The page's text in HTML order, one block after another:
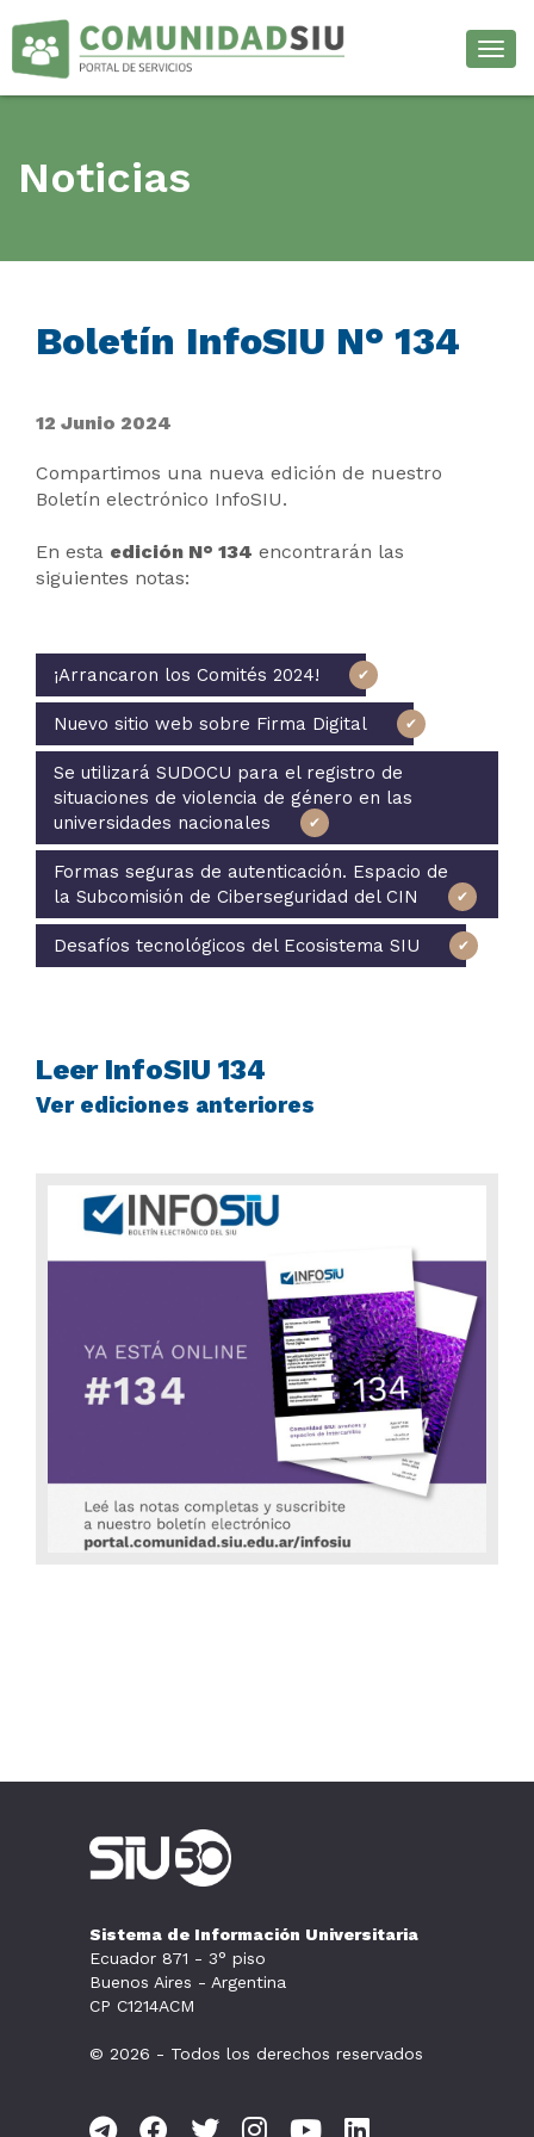
Noticias
Boletín InfoSIU N° 134
12 Junio 2024
Compartimos una nueva edición de nuestro
Boletín electrónico InfoSIU.
En esta edición N° 134 encontrarán las
siguientes notas:
¡Arrancaron los Comités 2024!
Nuevo sitio web sobre Firma Digital
Se utilizará SUDOCU para el registro de
situaciones de violencia de género en las
universidades nacionales
Formas seguras de autenticación. Espacio de
la Subcomisión de Ciberseguridad del CIN
Desafíos tecnológicos del Ecosistema SIU
Leer InfoSIU 134
Ver ediciones anteriores
Sistema de Información Universitaria
Ecuador 871 - 3° piso
Buenos Aires - Argentina
CP C1214ACM
© 2026 - Todos los derechos reservados